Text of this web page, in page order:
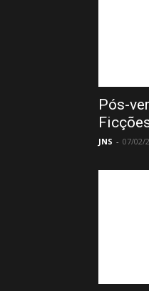
Pós-
JNS - 07/02/